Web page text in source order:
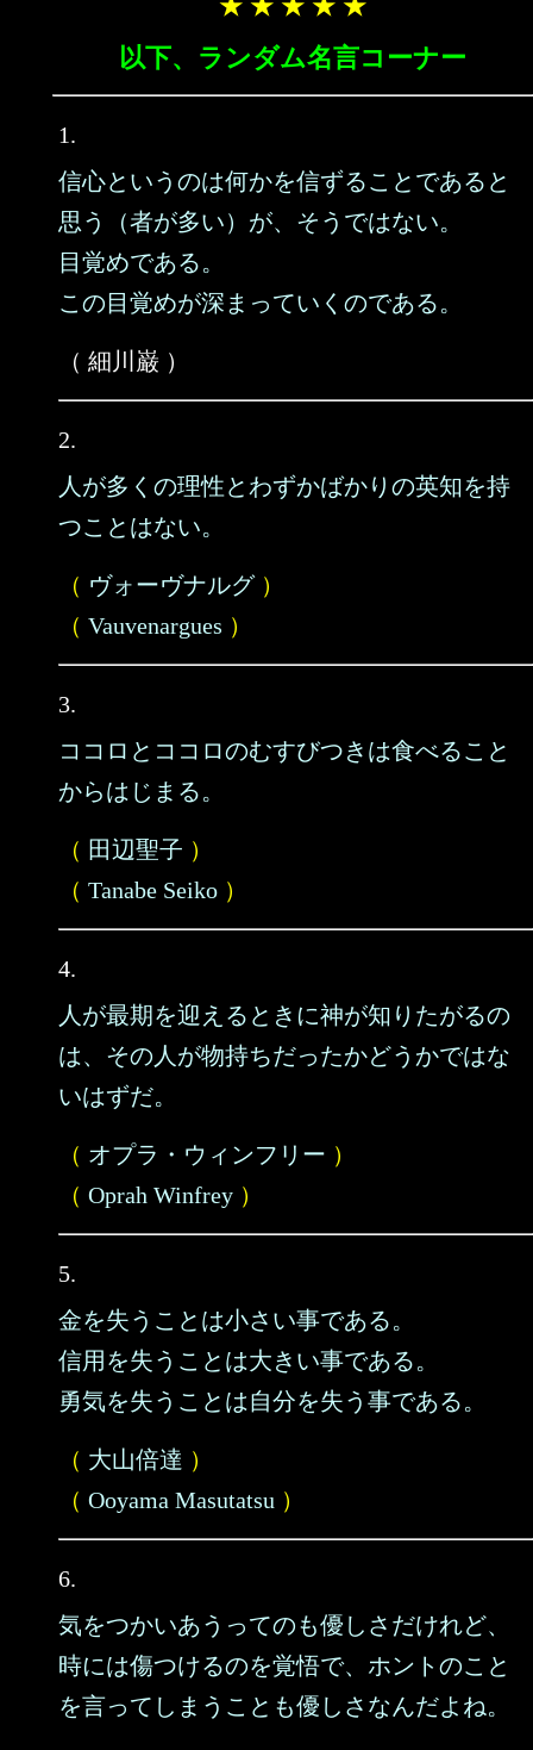
★ ★ ★ ★ ★
以下、ランダム名言コーナー
1.
信心というのは何かを信ずることであると
思う（者が多い）が、そうではない。
目覚めである。
この目覚めが深まっていくのである。
（ 細川巌 ）
2.
人が多くの理性とわずかばかりの英知を持
つことはない。
（ ヴォーヴナルグ）
（ Vauvenargues ）
3.
ココロとココロのむすびつきは食べること
からはじまる。
（ 田辺聖子 ）
（ Tanabe Seiko ）
4.
人が最期を迎えるときに神が知りたがるの
は、その人が物持ちだったかどうかではな
いはずだ。
（ オプラ・ウィンフリー ）
（ Oprah Winfrey ）
5.
金を失うことは小さい事である。
信用を失うことは大きい事である。
勇気を失うことは自分を失う事である。
（ 大山倍達 ）
（ Ooyama Masutatsu ）
6.
気をつかいあうってのも優しさだけれど、
時には傷つけるのを覚悟で、ホントのこと
を言ってしまうことも優しさなんだよね。